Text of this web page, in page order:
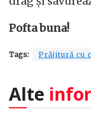
Pofta buna!
Tags: Prăjitură cu
Alte